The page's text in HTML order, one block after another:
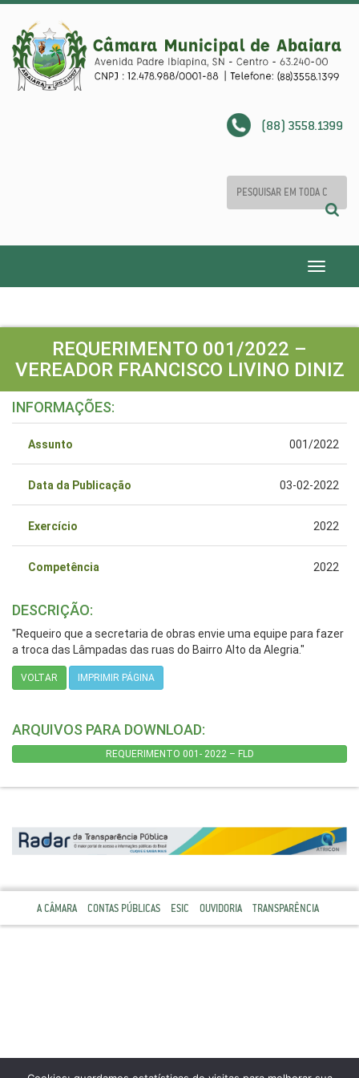
(88) 3558.1399
Toggle
REQUERIMENTO 001/2022 –
VEREADOR FRANCISCO LIVINO DINIZ
INFORMAÇÕES:
Assunto 001/2022
Data da Publicação 03-02-2022
Exercício 2022
Competência 2022
DESCRIÇÃO:
"Requeiro que a secretaria de obras envie uma equipe para fazer
a troca das Lâmpadas das ruas do Bairro Alto da Alegria."
VOLTAR IMPRIMIR PÁGINA
ARQUIVOS PARA DOWNLOAD:
REQUERIMENTO 001- 2022 – FLD
A CÂMARA CONTAS PÚBLICAS ESIC OUVIDORIA TRANSPARÊNCIA